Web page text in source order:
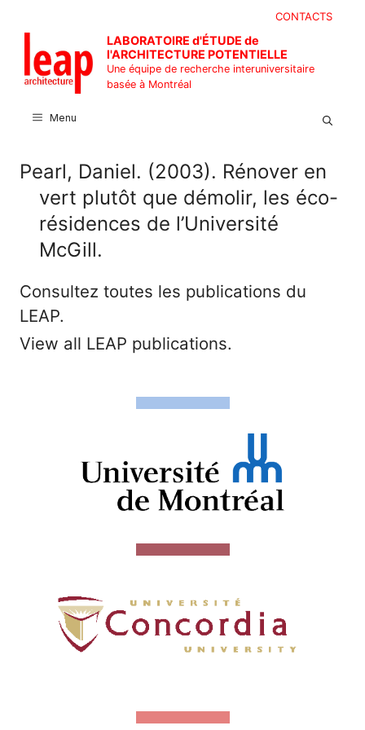
contenu
CONTACTS
LABORATOIRE d'ÉTUDE de
l'ARCHITECTURE POTENTIELLE
Une équipe de recherche interuniversitaire
basée à Montréal
Menu
Pearl, Daniel. (2003). Rénover en
vert plutôt que démolir, les éco-
résidences de l’Université
McGill.
Consultez toutes les publications du
LEAP.
View all LEAP publications.